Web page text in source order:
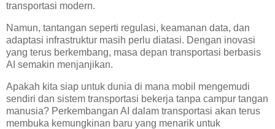
transportasi modern.
Namun, tantangan seperti regulasi, keamanan data, dan
adaptasi infrastruktur masih perlu diatasi. Dengan inovasi
yang terus berkembang, masa depan transportasi berbasis
AI semakin menjanjikan.
Apakah kita siap untuk dunia di mana mobil mengemudi
sendiri dan sistem transportasi bekerja tanpa campur tangan
manusia? Perkembangan AI dalam transportasi akan terus
membuka kemungkinan baru yang menarik untuk